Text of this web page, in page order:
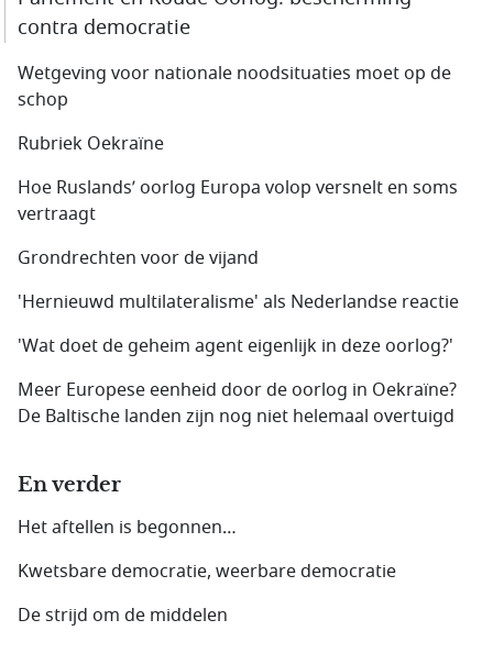
contra democratie
Wetgeving voor nationale noodsituaties moet op de
schop
Rubriek Oekraïne
Hoe Ruslands’ oorlog Europa volop versnelt en soms
vertraagt
Grondrechten voor de vijand
'Hernieuwd multilateralisme' als Nederlandse reactie
'Wat doet de geheim agent eigenlijk in deze oorlog?'
Meer Europese eenheid door de oorlog in Oekraïne?
De Baltische landen zijn nog niet helemaal overtuigd
En verder
Het aftellen is begonnen…
Kwetsbare democratie, weerbare democratie
De strijd om de middelen